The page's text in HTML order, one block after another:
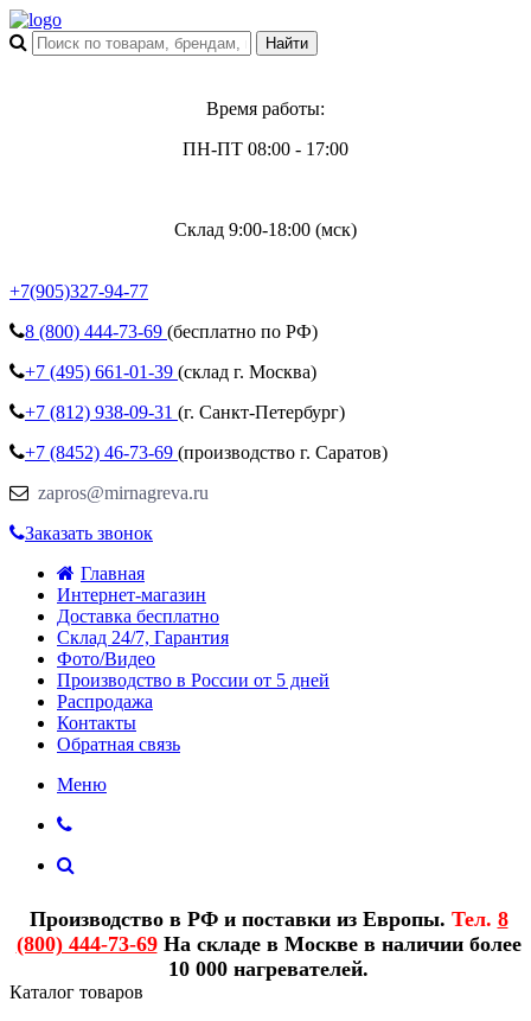
Время работы:
ПН-ПТ 08:00 - 17:00
Склад 9:00-18:00 (мск)
+7(905)327-94-77
8 (800) 444-73-69 (бесплатно по РФ)
+7 (495) 661-01-39 (склад г. Москва)
+7 (812) 938-09-31 (г. Санкт-Петербург)
+7 (8452) 46-73-69 (производство г. Саратов)
zapros@mirnagreva.ru
Заказать звонок
Главная
Интернет-магазин
Доставка бесплатно
Склад 24/7, Гарантия
Фото/Видео
Производство в России от 5 дней
Распродажа
Контакты
Обратная связь
Меню
Производство в РФ и поставки из Европы. Тел. 8
(800) 444-73-69На складе в Москве в наличии более
10 000 нагревателей.
Каталог товаров